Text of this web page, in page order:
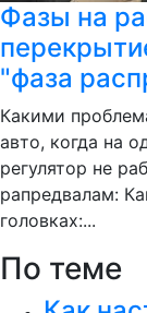
Фазы на
"фаза
Какими
авто, когда на
регулятор не
рапредвалам:
головках:...
По теме